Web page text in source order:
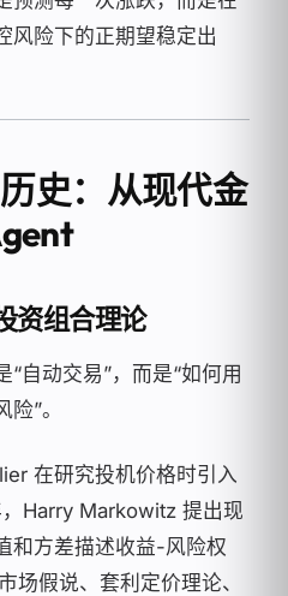
风险下的正期望稳定出
史：从现代金
资组合理论
自动交易”，而是“如何用
”。
在研究投机价格时引入
Harry Markowitz 提出现
和方差描述收益-风险权
场假说、套利定价理论、